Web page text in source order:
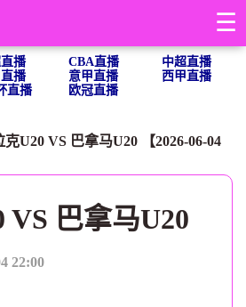
☰
播 CBA直播
中超直播
播 意甲直播
西甲直播
直播 欧冠直播
U20 VS 巴拿马U20 【2026-06-04
VS 巴拿马U20
22:00